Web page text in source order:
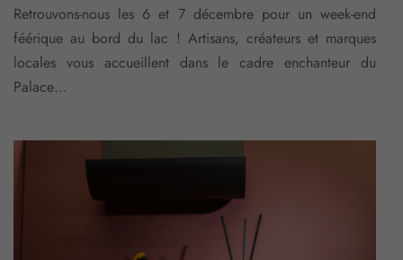
Retrouvons-nous les 6 et 7 décembre pour un week-end
féérique au bord du lac ! Artisans, créateurs et marques
locales vous accueillent dans le cadre enchanteur du
Palace…